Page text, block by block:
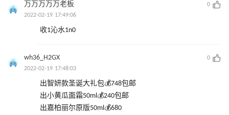
万万万万万老板
0
2022-02-19 17:49:06
收1沁水1n0
wh36_H2GX
0
2022-02-19 17:48:03
出智妍款圣诞大礼包💰748包邮
出小黄瓜面霜50ml💰240包邮
出嘉柏丽尔原版50ml💰680